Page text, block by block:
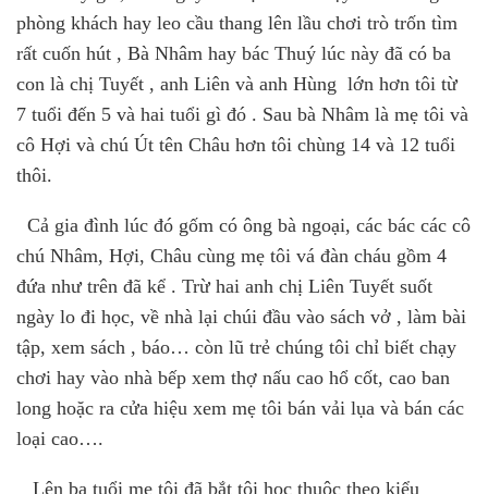
phòng khách hay leo cầu thang lên lầu chơi trò trốn tìm
rất cuốn hút , Bà Nhâm hay bác Thuý lúc này đã có ba
con là chị Tuyết , anh Liên và anh Hùng lớn hơn tôi từ
7 tuổi đến 5 và hai tuổi gì đó . Sau bà Nhâm là mẹ tôi và
cô Hợi và chú Út tên Châu hơn tôi chùng 14 và 12 tuổi
thôi.
Cả gia đình lúc đó gốm có ông bà ngoại, các bác các cô
chú Nhâm, Hợi, Châu cùng mẹ tôi vá đàn cháu gồm 4
đứa như trên đã kể . Trừ hai anh chị Liên Tuyết suốt
ngày lo đi học, về nhà lại chúi đầu vào sách vở , làm bài
tập, xem sách , báo… còn lũ trẻ chúng tôi chỉ biết chạy
chơi hay vào nhà bếp xem thợ nấu cao hổ cốt, cao ban
long hoặc ra cửa hiệu xem mẹ tôi bán vải lụa và bán các
loại cao….
Lên ba tuổi mẹ tôi đã bắt tôi học thuộc theo kiểu